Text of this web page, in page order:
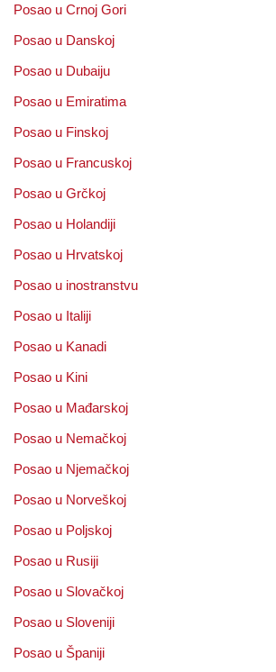
Posao u Crnoj Gori
Posao u Danskoj
Posao u Dubaiju
Posao u Emiratima
Posao u Finskoj
Posao u Francuskoj
Posao u Grčkoj
Posao u Holandiji
Posao u Hrvatskoj
Posao u inostranstvu
Posao u Italiji
Posao u Kanadi
Posao u Kini
Posao u Mađarskoj
Posao u Nemačkoj
Posao u Njemačkoj
Posao u Norveškoj
Posao u Poljskoj
Posao u Rusiji
Posao u Slovačkoj
Posao u Sloveniji
Posao u Španiji